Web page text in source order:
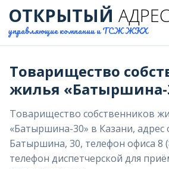
ОТКРЫТЫЙ АДРЕС
управляющие компании и ТСЖ ЖКХ
Товарищество
жилья «Батыршина-
Товарищество собственников
«Батыршина-30» в Казани, адрес
Батыршина, 30, телефон офиса 8
телефон диспетчерской для